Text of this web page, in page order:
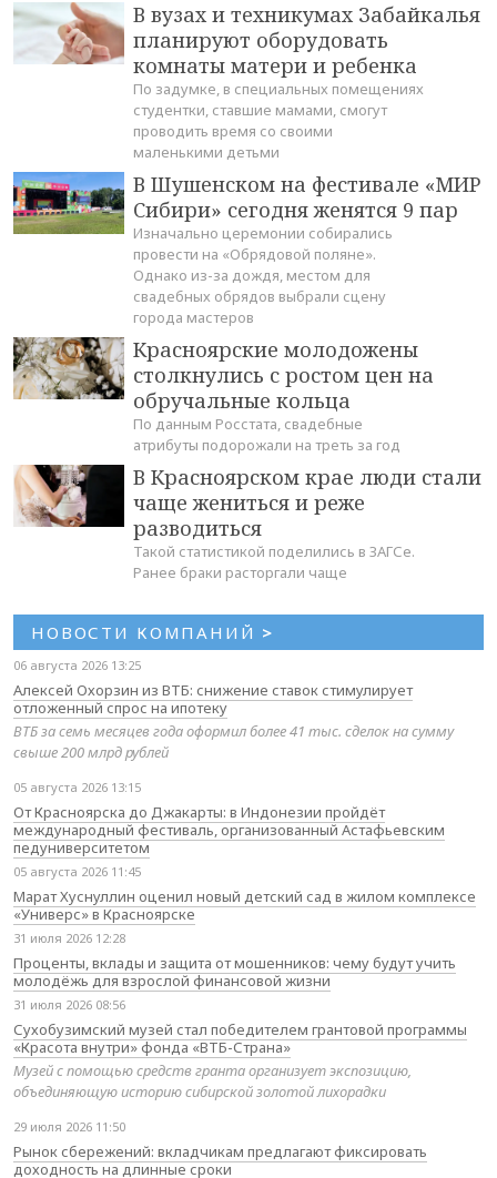
В вузах и техникумах Забайкалья
планируют оборудовать
комнаты матери и ребенка
По задумке, в специальных помещениях
студентки, ставшие мамами, смогут
проводить время со своими
маленькими детьми
В Шушенском на фестивале «МИР
Сибири» сегодня женятся 9 пар
Изначально церемонии собирались
провести на «Обрядовой поляне».
Однако из-за дождя, местом для
свадебных обрядов выбрали сцену
города мастеров
Красноярские молодожены
столкнулись с ростом цен на
обручальные кольца
По данным Росстата, свадебные
атрибуты подорожали на треть за год
В Красноярском крае люди стали
чаще жениться и реже
разводиться
Такой статистикой поделились в ЗАГСе.
Ранее браки расторгали чаще
НОВОСТИ КОМПАНИЙ >
06 августа 2026 13:25
Алексей Охорзин из ВТБ: снижение ставок стимулирует
отложенный спрос на ипотеку
ВТБ за семь месяцев года оформил более 41 тыс. сделок на сумму
свыше 200 млрд рублей
05 августа 2026 13:15
От Красноярска до Джакарты: в Индонезии пройдёт
международный фестиваль, организованный Астафьевским
педуниверситетом
05 августа 2026 11:45
Марат Хуснуллин оценил новый детский сад в жилом комплексе
«Универс» в Красноярске
31 июля 2026 12:28
Проценты, вклады и защита от мошенников: чему будут учить
молодёжь для взрослой финансовой жизни
31 июля 2026 08:56
Сухобузимский музей стал победителем грантовой программы
«Красота внутри» фонда «ВТБ-Страна»
Музей с помощью средств гранта организует экспозицию,
объединяющую историю сибирской золотой лихорадки
29 июля 2026 11:50
Рынок сбережений: вкладчикам предлагают фиксировать
доходность на длинные сроки